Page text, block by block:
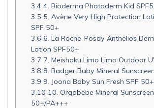
3.4 4. Bioderma Photoderm Kid
3.5 5. Avène Very High Protection
SPF 50+
3.6 6. La Roche-Posay Anthelios
Lotion SPF50+
3.7 7. Meishoku Limo Limo Outdoor
3.8 8. Badger Baby Mineral
3.9 9. Joona Baby Sun Fresh SPF
3.10 10. Orgabebe Mineral
50+/PA+++